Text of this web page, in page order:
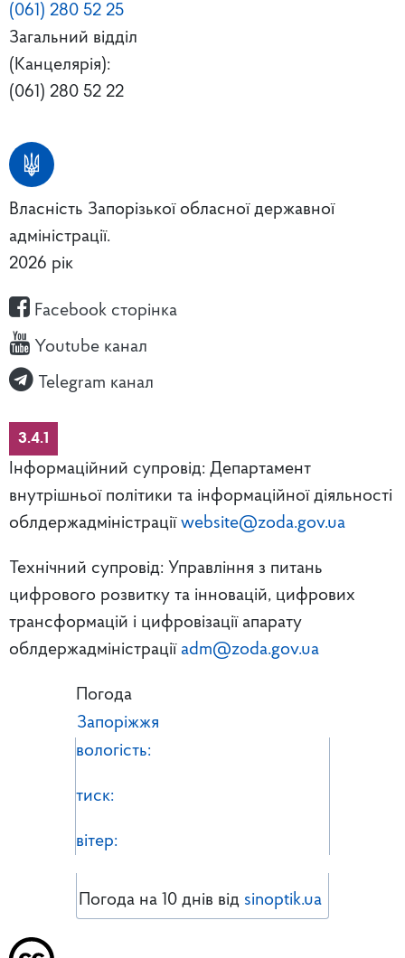
(061) 280 52 25
Загальний відділ
(Канцелярія):
(061) 280 52 22
Власність Запорізької обласної державної
адміністрації.
2026 рік
Facebook сторінка
Youtube канал
Telegram канал
3.4.1
Інформаційний супровід: Департамент
внутрішньої політики та інформаційної діяльності
облдержадміністрації website@zoda.gov.ua
Технічний супровід: Управління з питань
цифрового розвитку та інновацій, цифрових
трансформацій і цифровізації апарату
облдержадміністрації adm@zoda.gov.ua
Погода
Запоріжжя
вологість:
тиск:
вітер:
Погода на 10 днів від sinoptik.ua